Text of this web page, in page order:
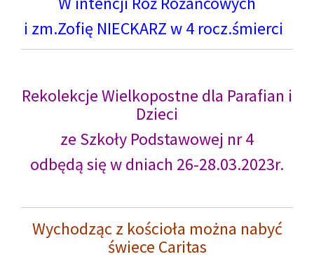
i zm.Zofię NIECKARZ w 4 rocz.śmierci
Rekolekcje Wielkopostne dla Parafian i
Dzieci
ze Szkoły Podstawowej nr 4
odbędą się w dniach 26-28.03.2023r.
Wychodząc z kościoła można nabyć
świece Caritas